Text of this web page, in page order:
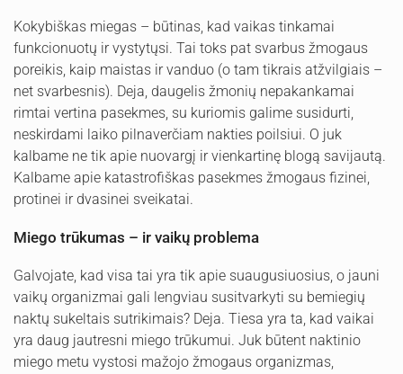
Kokybiškas miegas – būtinas, kad vaikas tinkamai
funkcionuotų ir vystytųsi. Tai toks pat svarbus žmogaus
poreikis, kaip maistas ir vanduo (o tam tikrais atžvilgiais –
net svarbesnis). Deja, daugelis žmonių nepakankamai
rimtai vertina pasekmes, su kuriomis galime susidurti,
neskirdami laiko pilnaverčiam nakties poilsiui. O juk
kalbame ne tik apie nuovargį ir vienkartinę blogą savijautą.
Kalbame apie katastrofiškas pasekmes žmogaus fizinei,
protinei ir dvasinei sveikatai.
Miego trūkumas – ir vaikų problema
Galvojate, kad visa tai yra tik apie suaugusiuosius, o jauni
vaikų organizmai gali lengviau susitvarkyti su bemiegių
naktų sukeltais sutrikimais? Deja. Tiesa yra ta, kad vaikai
yra daug jautresni miego trūkumui. Juk būtent naktinio
miego metu vystosi mažojo žmogaus organizmas,